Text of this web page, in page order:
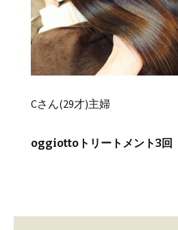
Cさん(29才)主婦
oggiottoトリートメント3回